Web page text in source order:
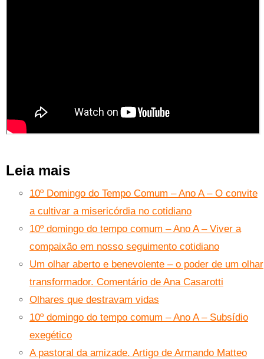
Leia mais
10º Domingo do Tempo Comum – Ano A – O convite
a cultivar a misericórdia no cotidiano
10º domingo do tempo comum – Ano A – Viver a
compaixão em nosso seguimento cotidiano
Um olhar aberto e benevolente – o poder de um olhar
transformador. Comentário de Ana Casarotti
Olhares que destravam vidas
10º domingo do tempo comum – Ano A – Subsídio
exegético
A pastoral da amizade. Artigo de Armando Matteo